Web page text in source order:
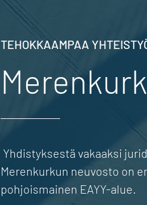
TEHOKKAAMPAA
Yhdistyksestä vakaaksi
Merenkurkun neuvosto on
pohjoismainen EAYY-alue.